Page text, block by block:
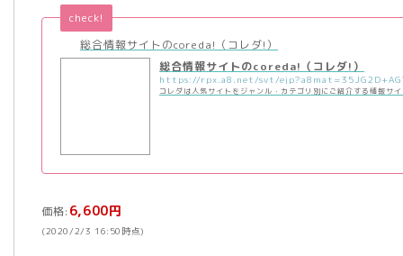
総合情報サイトのcoreda!（コレダ!）
check!
総合情報サイトのcoreda!（コレダ!）
コレダは人気サイトをジャンル・カテゴリ別にご紹介する情報サ
価格: 6,600円
(2020/2/3 16:50時点)